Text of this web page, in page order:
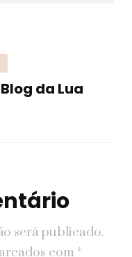
da Lua
será publicado.
com *